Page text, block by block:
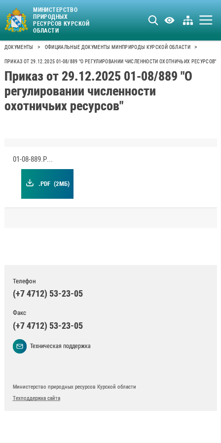
МИНИСТЕРСТВО
ПРИРОДНЫХ
РЕСУРСОВ КУРСКОЙ
ОБЛАСТИ
ДОКУМЕНТЫ > ОФИЦИАЛЬНЫЕ ДОКУМЕНТЫ МИНПРИРОДЫ КУРСКОЙ ОБЛАСТИ >
ПРИКАЗ ОТ 29.12.2025 01-08/889 "О РЕГУЛИРОВАНИИ ЧИСЛЕННОСТИ ОХОТНИЧЬИХ РЕСУРСОВ"
Приказ от 29.12.2025 01-08/889 "О
регулировании численности
охотничьих ресурсов"
01-08-889.PDF
.PDF (2МБ)
Телефон
(+7 4712) 53-23-05
Факс
(+7 4712) 53-23-05
Техническая поддержка
Министерство природных ресурсов Курской области
Техподдержка сайта